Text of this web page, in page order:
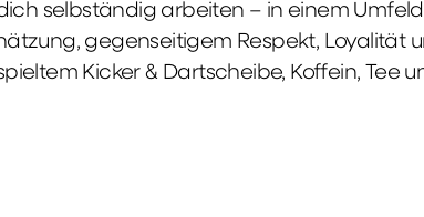
selbständig arbeiten – in einem
gegenseitigem Respekt, Loyalität
Kicker & Dartscheibe, Koffein, Tee